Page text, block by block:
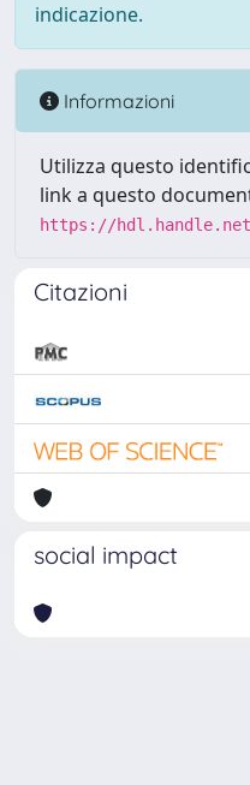
indicazione.
Informazioni
Utilizza questo
link a questo
https://hdl.handle.net/
Citazioni
social impact